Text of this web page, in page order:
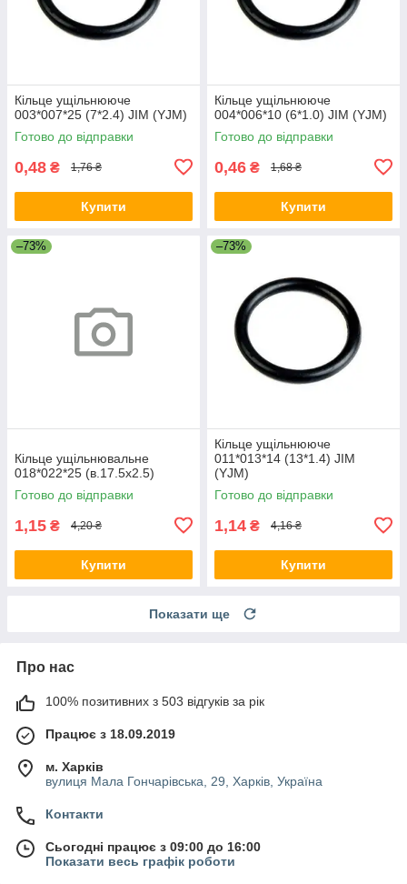
Кільце ущільнююче
003*007*25 (7*2.4) JIM (YJM)
Готово до відправки
0,48 ₴ 1,76 ₴
Купити
Кільце ущільнююче
004*006*10 (6*1.0) JIM (YJM)
Готово до відправки
0,46 ₴ 1,68 ₴
Купити
–73%
Кільце ущільнювальне
018*022*25 (в.17.5х2.5)
Готово до відправки
1,15 ₴ 4,20 ₴
Купити
–73%
Кільце ущільнююче
011*013*14 (13*1.4) JIM
(YJM)
Готово до відправки
1,14 ₴ 4,16 ₴
Купити
Показати ще
Про нас
100% позитивних з 503 відгуків за рік
Працює з 18.09.2019
м. Харків
вулиця Мала Гончарівська, 29, Харків, Україна
Контакти
Сьогодні працює з 09:00 до 16:00
Показати весь графік роботи